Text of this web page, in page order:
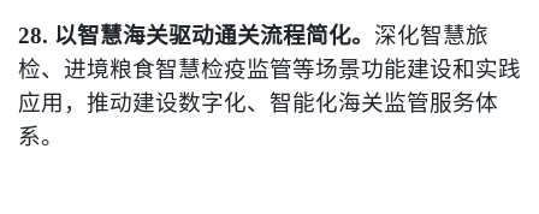
28. 以智慧海关驱动通关流程简化。 深化智慧旅
检、进境粮食智慧检疫监管等场景功能建设和实践
应用，推动建设数字化、智能化海关监管服务体
系。